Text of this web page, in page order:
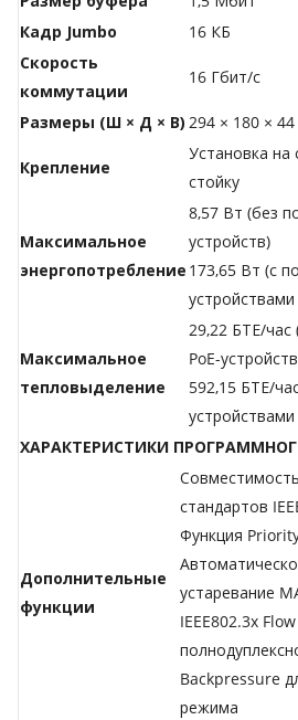
Кадр Jumbo
16 КБ
Скорость
коммутации
16 Гбит/с
Размеры (Ш × Д × В) 294 × 180 ×
Крепление
Установка
стойку
Максимальное
энергопотребление
8,57 Вт (без
устройств)
173,65 Вт (с
Максимальное
тепловыделение
29,22 БТЕ/час
PoE-
592,15 БТЕ/
ХАРАКТЕРИСТИКИ
Дополнительные
функции
стандартов
Функция
устаревание
IEEE802.3x
Backpressure
режима